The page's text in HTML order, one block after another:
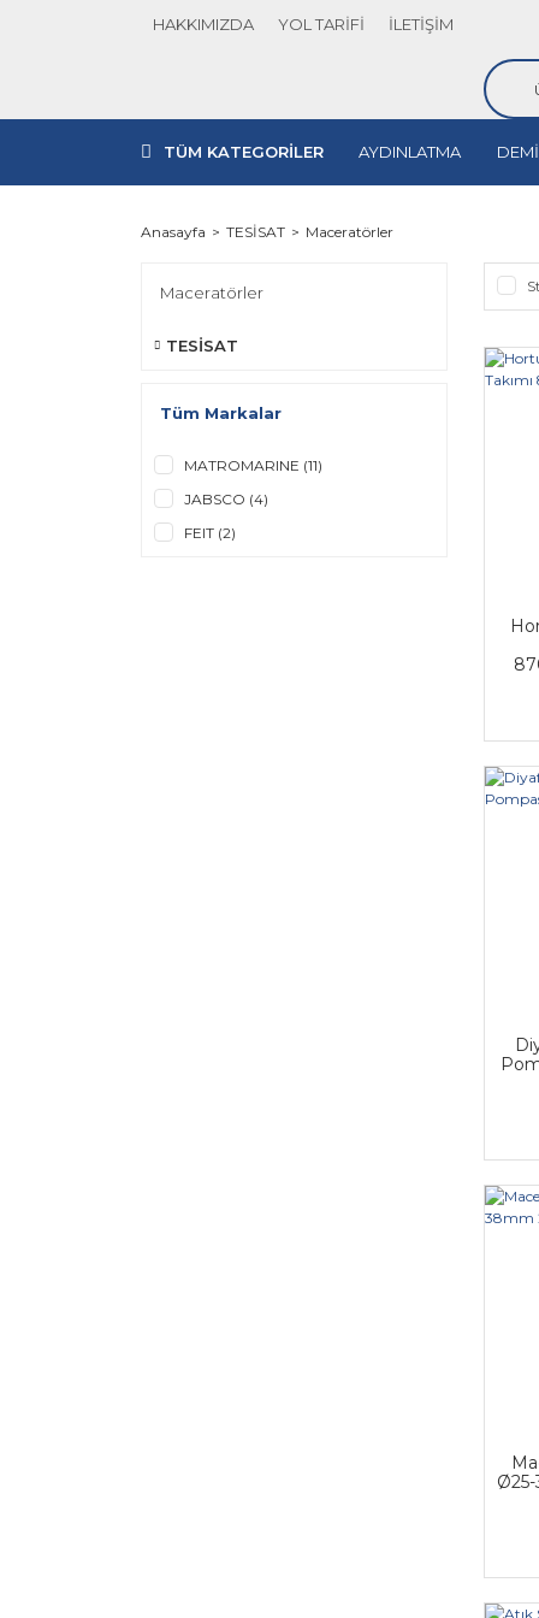
HAKKIMIZDA YOL TARİFİ İLETİŞİM
TÜM KATEGORİLER AYDINLATMA
Anasayfa TESİSAT Maceratörler
Maceratörler
TESİSAT
Tüm Markalar
MATROMARINE (11)
JABSCO (4)
FEIT (2)